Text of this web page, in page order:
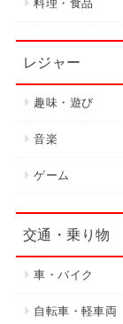
料理・食品
レジャー
趣味・遊び
音楽
ゲーム
交通・乗り物
車・バイク
自転車・軽車両